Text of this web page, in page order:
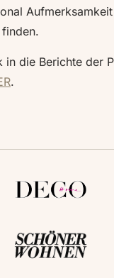
in die Berichte der
.